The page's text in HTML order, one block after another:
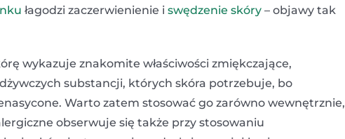
łagodzi zaczerwienienie i swędzenie skóry – objawy tak
wykazuje znakomite właściwości zmiękczające,
substancji, których skóra potrzebuje, bo
Warto zatem stosować go zarówno wewnętrznie,
obserwuje się także przy stosowaniu